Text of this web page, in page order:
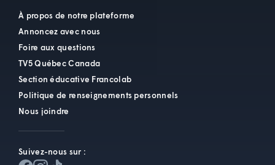
À propos de notre plateforme
Annoncez avec nous
Foire aux questions
TV5 Québec Canada
Section éducative Francolab
Politique de renseignements personnels
Nous joindre
Suivez-nous sur :